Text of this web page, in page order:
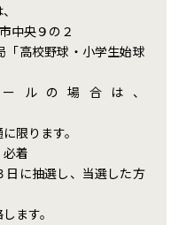
９の２
野球・小学生始球
合は、
ます。
必着
日に抽選し、当選した方
ます。